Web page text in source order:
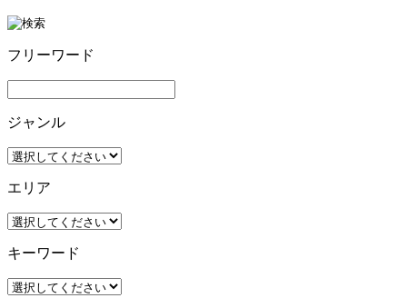
フリーワード
ジャンル
エリア
キーワード